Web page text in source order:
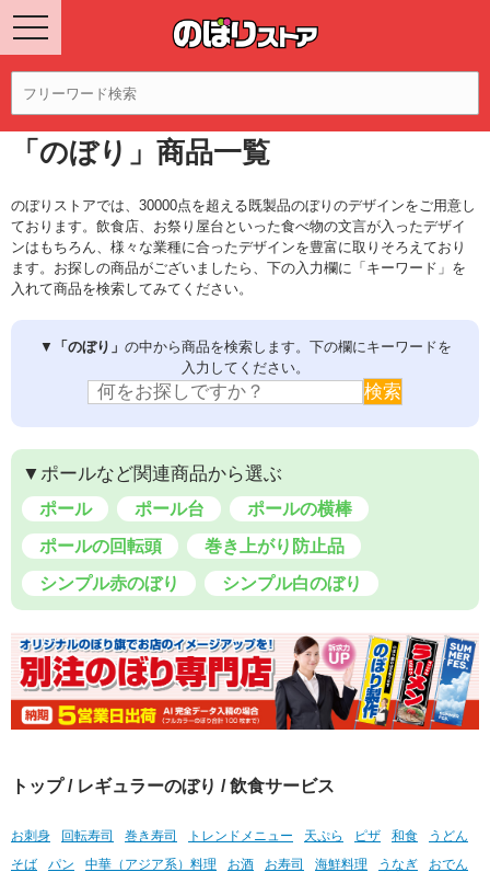
「のぼり」商品一覧
のぼりストアでは、30000点を超える既製品のぼりのデザインをご用意し
ております。飲食店、お祭り屋台といった食べ物の文言が入ったデザイ
ンはもちろん、様々な業種に合ったデザインを豊富に取りそろえており
ます。お探しの商品がございましたら、下の入力欄に「キーワード」を
入れて商品を検索してみてください。
▼ 「のぼり」 の中から商品を検索します。下の欄にキーワードを
入力してください。
▼ポールなど関連商品から選ぶ
ポール ポール台
ポールの横棒
ポールの回転頭
巻き上がり防止品
シンプル赤のぼり
シンプル白のぼり
トップ/ レギュラーのぼり / 飲食サービス
お刺身 回転寿司 巻き寿司 トレンドメニュー 天ぷら ピザ 和食
うどん
そば
パン 中華（アジア系）料理 お酒 お寿司 海鮮料理 うなぎ
おでん